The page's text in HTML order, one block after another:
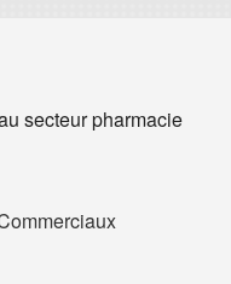
secteur pharmacie